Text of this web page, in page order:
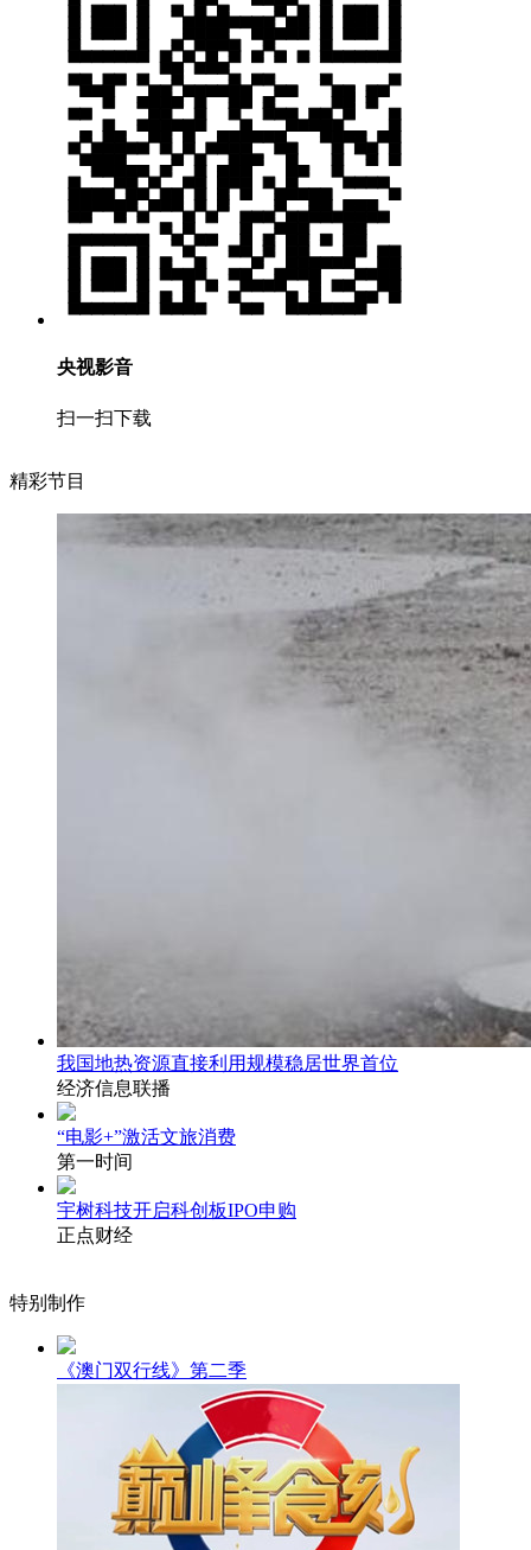
央视影音
扫一扫下载
精彩节目
我国地热资源直接利用规模稳居世界首位
经济信息联播
“电影+”激活文旅消费
第一时间
宇树科技开启科创板IPO申购
正点财经
特别制作
《澳门双行线》第二季